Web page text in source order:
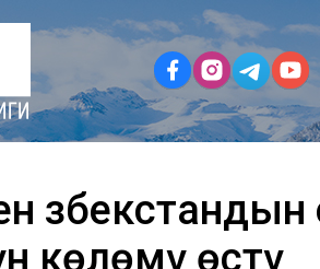
Өзбекстандын
көлөмү өстү